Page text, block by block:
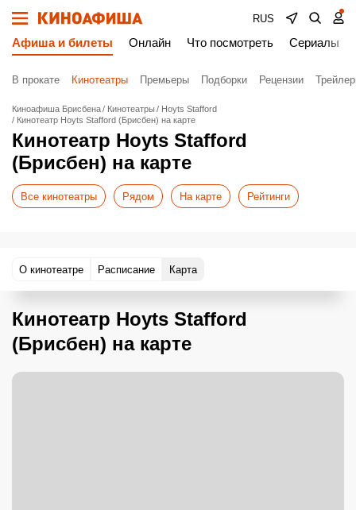
RUS
Афиша и билеты Онлайн Что посмотреть Сериалы
В прокате Кинотеатры Премьеры Подборки Рецензии
Киноафиша Брисбена Кинотеатры
Hoyts Stafford
Кинотеатр Hoyts Stafford (Брисбен) на карте
Кинотеатр Hoyts Stafford
(Брисбен) на карте
Все кинотеатры Рядом На карте Рейтинги
О кинотеатре Расписание Карта
Кинотеатр Hoyts Stafford
(Брисбен) на карте